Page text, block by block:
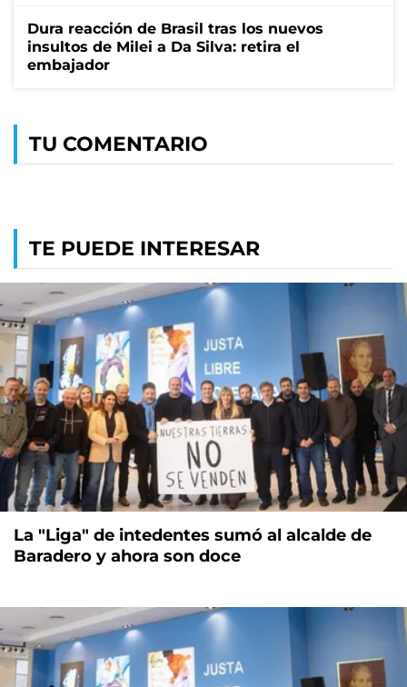
Dura reacción de Brasil tras los nuevos
insultos de Milei a Da Silva: retira el
embajador
TU COMENTARIO
TE PUEDE INTERESAR
La "Liga" de intedentes sumó al alcalde de
Baradero y ahora son doce